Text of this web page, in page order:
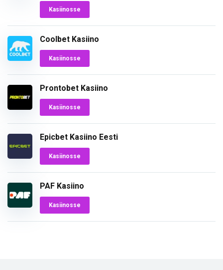
Kasiinosse
Coolbet Kasiino
Kasiinosse
Prontobet Kasiino
Kasiinosse
Epicbet Kasiino Eesti
Kasiinosse
PAF Kasiino
Kasiinosse